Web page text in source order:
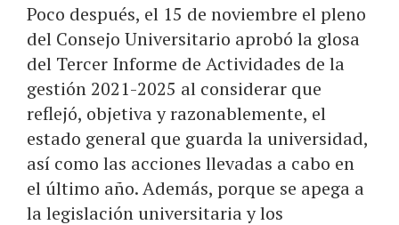
Poco después, el 15 de noviembre el pleno
del Consejo Universitario aprobó la glosa
del Tercer Informe de Actividades de la
gestión 2021-2025 al considerar que
reflejó, objetiva y razonablemente, el
estado general que guarda la universidad,
así como las acciones llevadas a cabo en
el último año. Además, porque se apega a
la legislación universitaria y los